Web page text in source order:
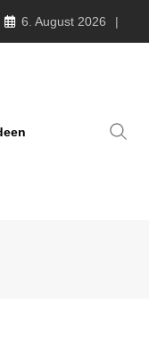
6. August 2026